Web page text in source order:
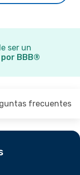
ser un
BBB®
frecuentes